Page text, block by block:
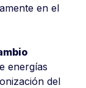
en el
energías
del